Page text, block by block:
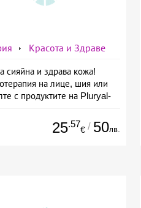
Красота и Здраве
сияйна и здрава кожа!
на лице, шия или
с продуктите на Pluryal-
център Симона
25.57
€ / 50лв.